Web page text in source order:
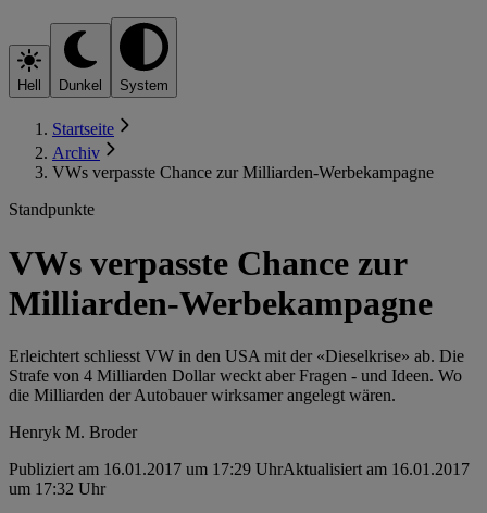
Hell Dunkel System
Startseite
Archiv
VWs verpasste Chance zur Milliarden-Werbekampagne
Standpunkte
VWs verpasste Chance zur
Milliarden-Werbekampagne
Erleichtert schliesst VW in den USA mit der «Dieselkrise» ab. Die
Strafe von 4 Milliarden Dollar weckt aber Fragen - und Ideen. Wo
die Milliarden der Autobauer wirksamer angelegt wären.
Henryk M. Broder
Publiziert am 16.01.2017 um 17:29 UhrAktualisiert am 16.01.2017
um 17:32 Uhr